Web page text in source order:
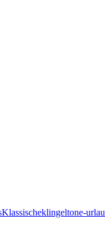
Klassischeklingeltone-